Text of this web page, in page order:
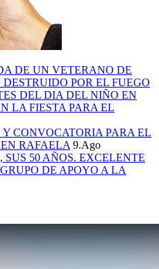
DE UN VETERANO DE
POR EL FUEGO
DEL DIA DEL NIÑO EN
LA FIESTA PARA EL
CONVOCATORIA PARA EL
RAFAELA 9.Ago
SUS 50 AÑOS. EXCELENTE
DE APOYO A LA